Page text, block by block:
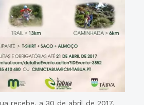
recebe, a 30 de abril de 2017,